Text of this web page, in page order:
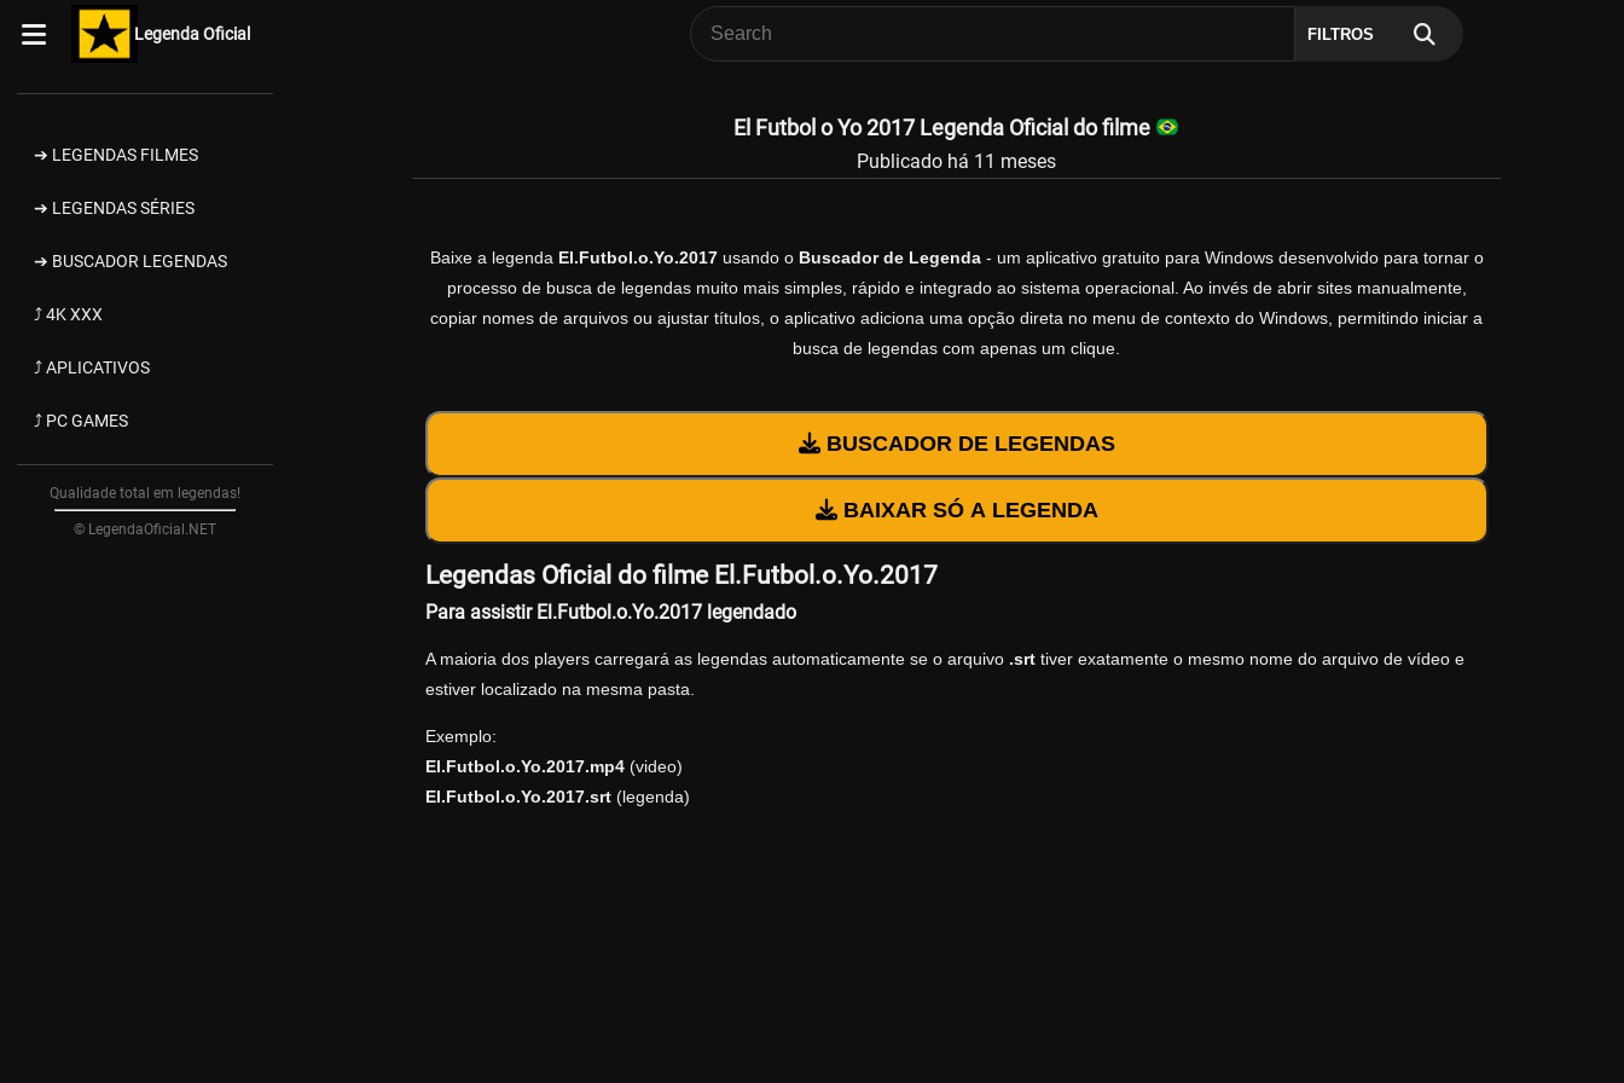
Legenda Oficial FILTROS
➔ LEGENDAS FILMES
➔ LEGENDAS SÉRIES
➔ BUSCADOR LEGENDAS
⤴ 4K XXX
⤴ APLICATIVOS
⤴ PC GAMES
Qualidade total em legendas!
© LegendaOficial.NET
El Futbol o Yo 2017 Legenda Oficial do filme
Publicado há 11 meses
Baixe a legenda El.Futbol.o.Yo.2017usando o Buscador de Legenda- um aplicativo gratuito para Windows desenvolvido para tornar o
processo de busca de legendas muito mais simples, rápido e integrado ao sistema operacional. Ao invés de abrir sites manualmente,
copiar nomes de arquivos ou ajustar títulos, o aplicativo adiciona uma opção direta no menu de contexto do Windows, permitindo iniciar a
busca de legendas com apenas um clique.
BUSCADOR DE LEGENDAS
BAIXAR SÓ A LEGENDA
Legendas Oficial do filme El.Futbol.o.Yo.2017
Para assistir El.Futbol.o.Yo.2017 legendado
A maioria dos players carregará as legendas automaticamente se o arquivo .srttiver exatamente o mesmo nome do arquivo de vídeo e
estiver localizado na mesma pasta.
Exemplo:
El.Futbol.o.Yo.2017.mp4(video)
El.Futbol.o.Yo.2017.srt(legenda)